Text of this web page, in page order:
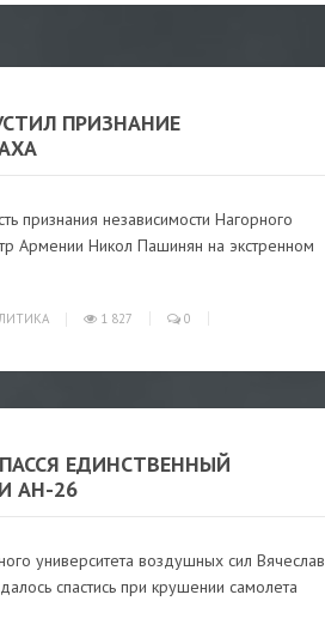
ПРИЗНАНИЕ
признания независимости Нагорного
Армении Никол Пашинян на экстренном
1 827 0
ЕДИНСТВЕННЫЙ
АН-26
университета воздушных сил Вячеслав
спастись при крушении самолета